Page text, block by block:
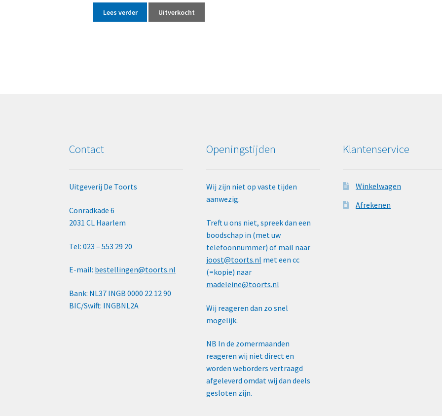
Lees verder Uitverkocht
Contact
Uitgeverij De Toorts
Conradkade 6
2031 CL Haarlem
Tel: 023 – 553 29 20
E-mail: bestellingen@toorts.nl
Bank: NL37 INGB 0000 22 12 90
BIC/Swift: INGBNL2A
Openingstijden
Wij zijn niet op vaste tijden
aanwezig.
Treft u ons niet, spreek dan een
boodschap in (met uw
telefoonnummer) of mail naar
joost@toorts.nl met een cc
(=kopie) naar
madeleine@toorts.nl
Wij reageren dan zo snel
mogelijk.
NB In de zomermaanden
reageren wij niet direct en
worden weborders vertraagd
afgeleverd omdat wij dan deels
gesloten zijn.
Klantenservice
Winkelwagen
Afrekenen